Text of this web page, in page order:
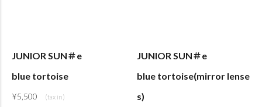
JUNIOR SUN＃e
blue tortoise
¥5,500
JUNIOR SUN＃e
blue tortoise(mirror lense
s)